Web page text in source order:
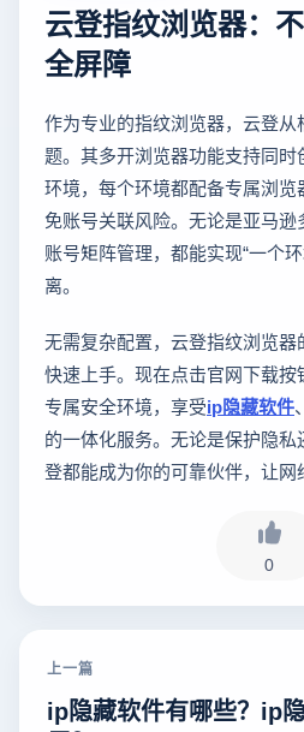
云登指纹浏览器：
全屏障
作为专业的指纹浏览器，云登
题。其多开浏览器功能支持同
环境，每个环境都配备专属浏
免账号关联风险。无论是亚马
账号矩阵管理，都能实现“一个
离。
无需复杂配置，云登指纹浏览
快速上手。现在点击官网下载
专属安全环境，享受ip隐藏软件
的一体化服务。无论是保护隐
登都能成为你的可靠伙伴，让网
0
上一篇
ip隐藏软件有哪些？ip